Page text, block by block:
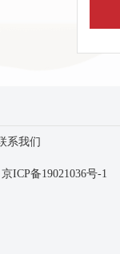
系我们
京ICP备19021036号-1